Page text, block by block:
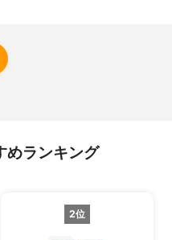
めランキング
2位